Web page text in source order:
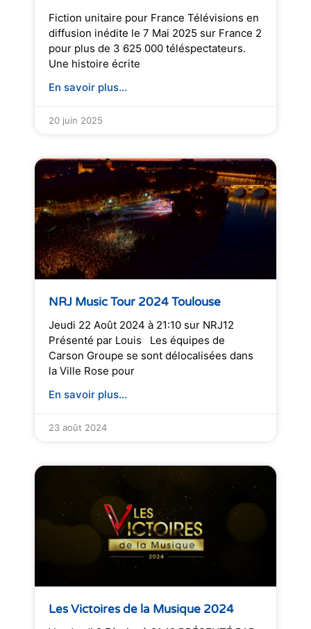
Fiction unitaire pour France Télévisions en
diffusion inédite le 7 Mai 2025 sur France 2
pour plus de 3 625 000 téléspectateurs.
Une histoire écrite
En savoir plus...
20 juin 2025
NRJ Music Tour 2024 Toulouse
Jeudi 22 Août 2024 à 21:10 sur NRJ12
Présenté par Louis Les équipes de
Carson Groupe se sont délocalisées dans
la Ville Rose pour
En savoir plus...
23 août 2024
Les Victoires de la Musique 2024